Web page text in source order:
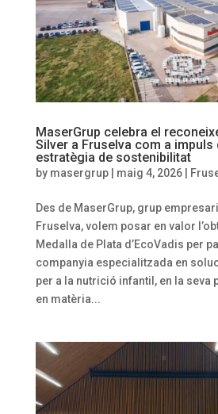
MaserGrup celebra el
Silver a Fruselva com a impuls
estratègia de sostenibilitat
by masergrup| maig 4, 2026|
Des de MaserGrup, grup
Fruselva, volem posar en valor
Medalla de Plata d’EcoVadis per
companyia especialitzada en
per a la nutrició infantil, en la seva
en matèria...